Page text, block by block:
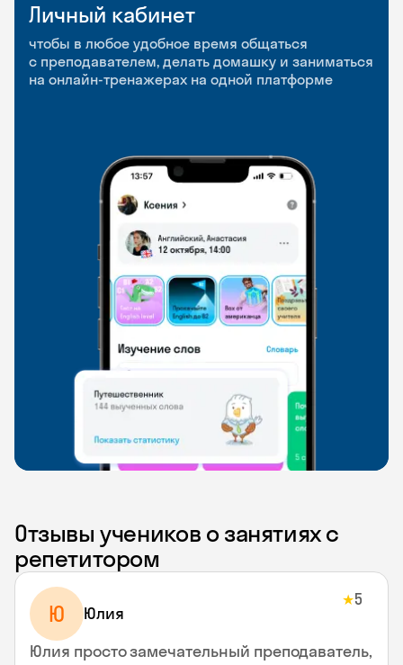
Личный кабинет
чтобы в любое удобное время общаться
с преподавателем, делать домашку и заниматься
на онлайн-тренажерах на одной платформе
Мобильное
приложение
чтобы заниматься и изучать новые слова где
и когда удобно
Разговорные клубы
и Talks
Групповые занятия для разговорной практики
и индивидуальные встречи с преподавателями
Отзывы учеников о занятиях с
репетитором
Ю Юлия
★5
Юлия просто замечательный преподаватель,